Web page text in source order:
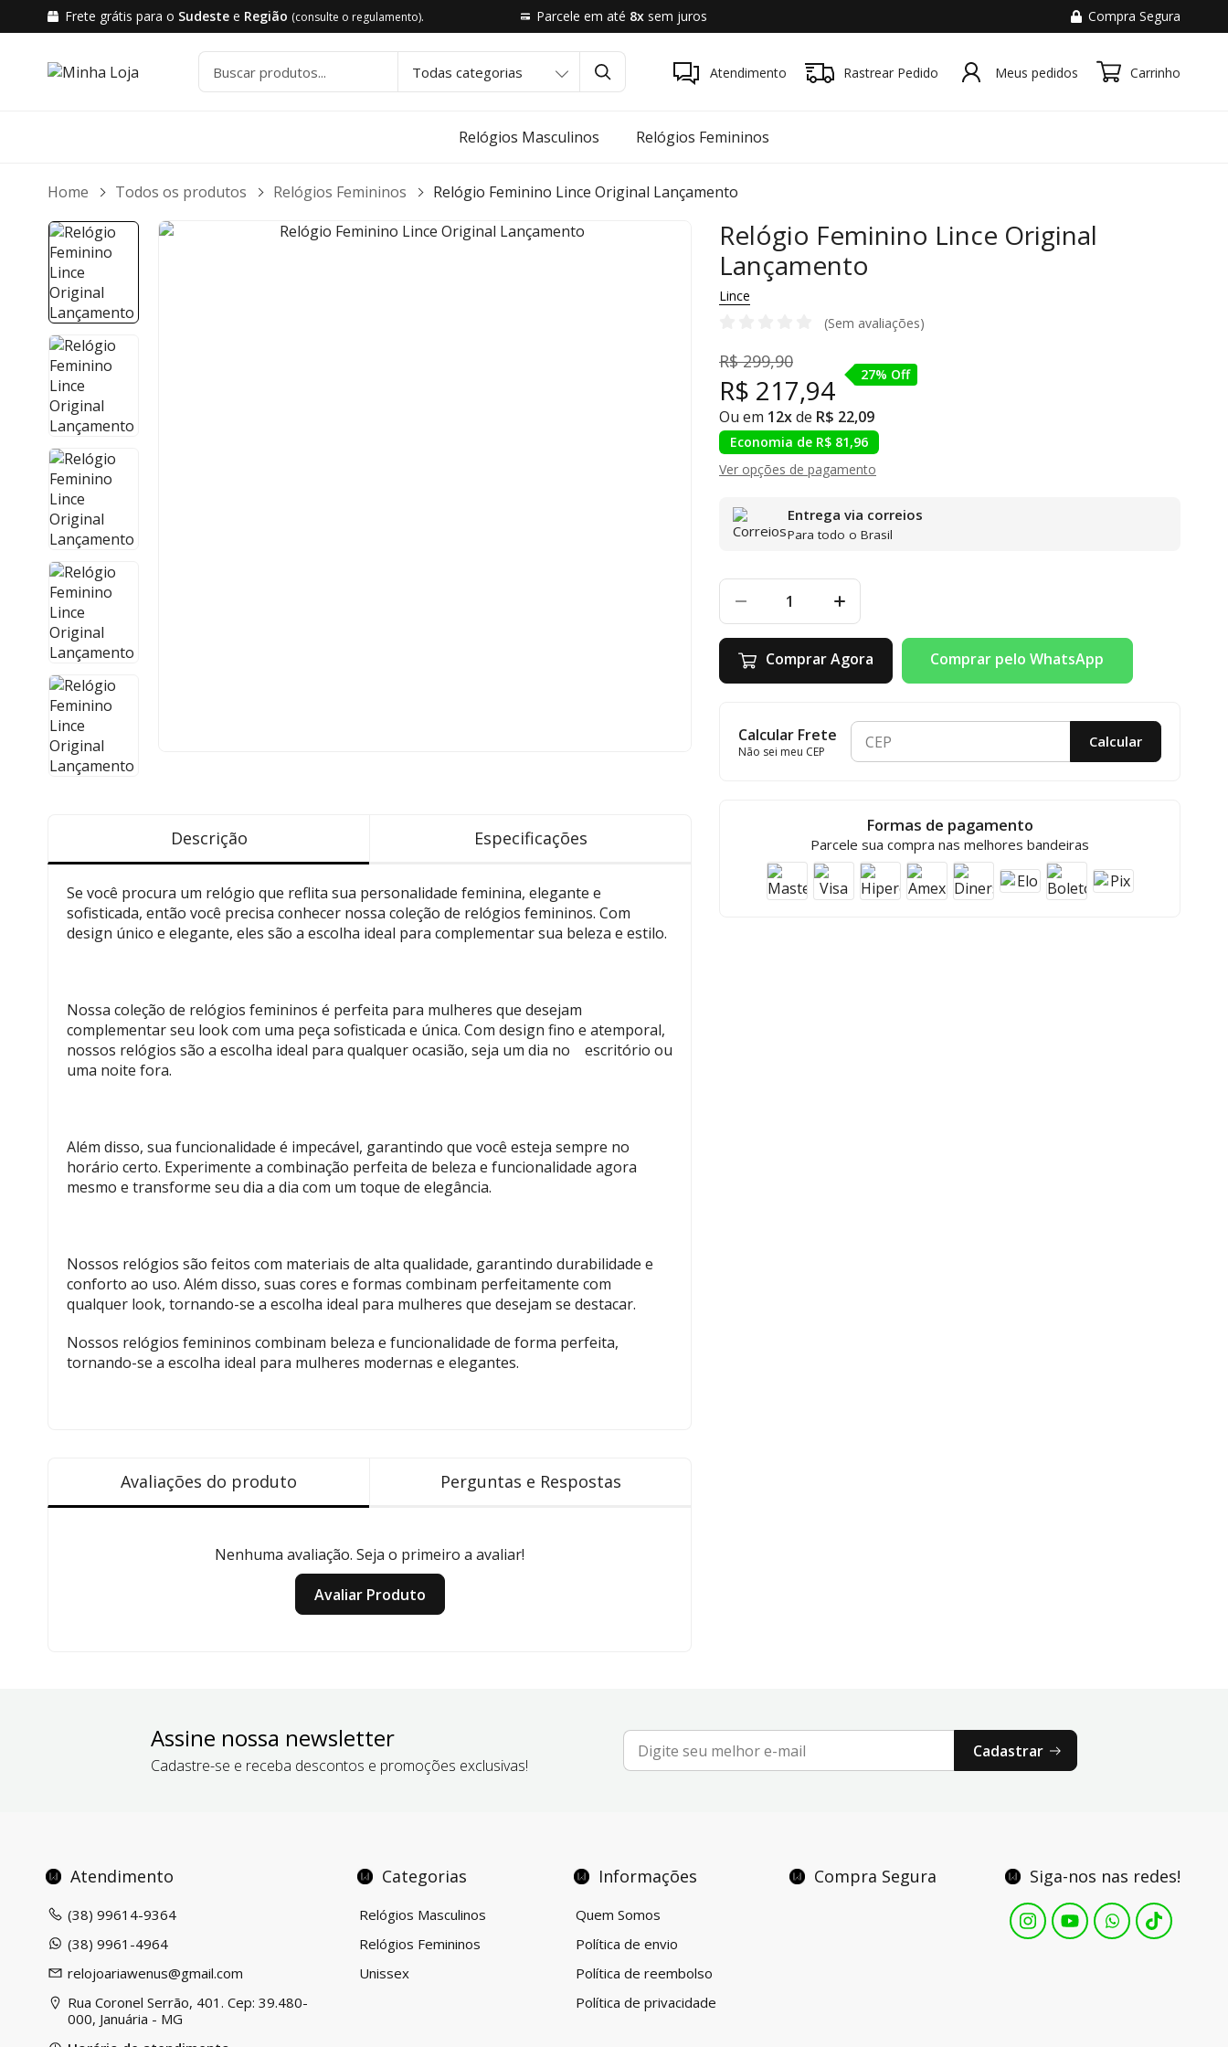
Frete grátis para o Sudeste e Região (consulte o regulamento). Parcele em até 8xsem juros Compra Segura
Atendimento Rastrear Pedido Meus pedidos Carrinho
Relógios Masculinos Relógios Femininos
Home Todos os produtos Relógios Femininos Relógio Feminino Lince Original Lançamento
Descrição Especificações
Se você procura um relógio que reflita sua personalidade feminina, elegante e
sofisticada, então você precisa conhecer nossa coleção de relógios femininos. Com
design único e elegante, eles são a escolha ideal para complementar sua beleza e estilo.
Nossa coleção de relógios femininos é perfeita para mulheres que desejam
complementar seu look com uma peça sofisticada e única. Com design fino e atemporal,
nossos relógios são a escolha ideal para qualquer ocasião, seja um dia no escritório ou
uma noite fora.
Além disso, sua funcionalidade é impecável, garantindo que você esteja sempre no
horário certo. Experimente a combinação perfeita de beleza e funcionalidade agora
mesmo e transforme seu dia a dia com um toque de elegância.
Nossos relógios são feitos com materiais de alta qualidade, garantindo durabilidade e
conforto ao uso. Além disso, suas cores e formas combinam perfeitamente com
qualquer look, tornando-se a escolha ideal para mulheres que desejam se destacar.
Nossos relógios femininos combinam beleza e funcionalidade de forma perfeita,
tornando-se a escolha ideal para mulheres modernas e elegantes.
Avaliações do produto Perguntas e Respostas
Nenhuma avaliação. Seja o primeiro a avaliar!
Avaliar Produto
Relógio Feminino Lince Original
Lançamento
Lince
(Sem avaliações)
R$ 299,90
R$ 217,94 27% Off
Ou em 12xde R$ 22,09
Economia de R$ 81,96
Ver opções de pagamento
Entrega via correios
Para todo o Brasil
Comprar pelo WhatsApp
Comprar Agora
Calcular Frete
Não sei meu CEP
Calcular
Formas de pagamento
Parcele sua compra nas melhores bandeiras
Assine nossa newsletter
Cadastre-se e receba descontos e promoções exclusivas!
Cadastrar
Categorias
Relógios Masculinos
Relógios Femininos
Unissex
Informações
Quem Somos
Política de envio
Política de reembolso
Política de privacidade
Compra Segura
Atendimento
(38) 99614-9364
(38) 9961-4964
relojoariawenus@gmail.com
Rua Coronel Serrão, 401. Cep: 39.480-
000, Januária - MG
Siga-nos nas redes!